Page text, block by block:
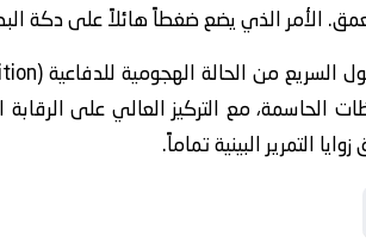
الأمر الذي يضع ضغطاً هائلاً على دكة
الحاسمة، مع التركيز العالي على
التمرير البينية تماماً.